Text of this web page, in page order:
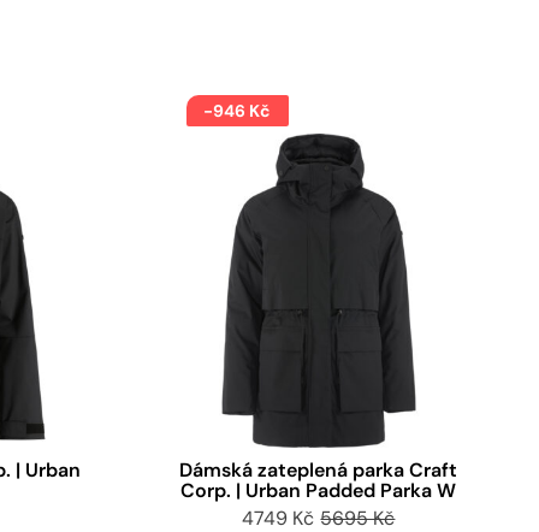
| Urban
-946 Kč
Dámská zateplená parka Craft
Corp. | Urban Padded Parka W
4749 Kč 5695 Kč